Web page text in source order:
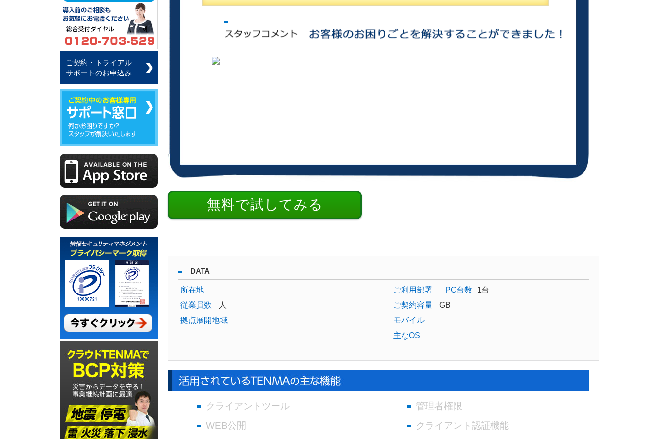
無料で試してみる
DATA
所在地
従業員数
人
拠点展開地域
ご利用部署 PC台数
1台
ご契約容量
GB
モバイル
主なOS
クライアントツール
管理者権限
WEB公開
クライアント認証機能
ご契約・トライアル
サポートのお申込み